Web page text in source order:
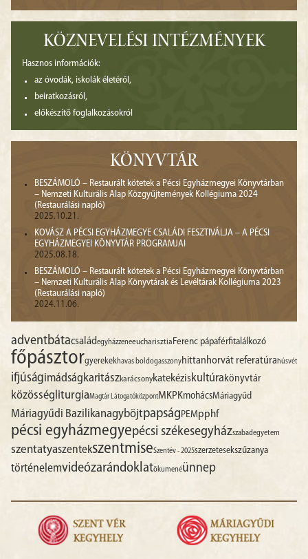
KÖZNEVELÉSI INTÉZMÉNYEK
Hasznos információk:
az óvodák, iskolák életéről,
beiratkozásról,
előkészítő foglalkozásokról
KÖNYVTÁR
BESZÁMOLÓ – Restaurált kötetek a Pécsi Egyházmegyei Könyvtárban
– Nemzeti Kulturális Alap Közgyűjtemények Kollégiuma 2024
(Restaurálási napló)
2025.10.21.
KOVÁSZ A PÉCSI EGYHÁZMEGYE CSALÁDI FESZTIVÁLJA – A PÉCSI
EGYHÁZMEGYEI KÖNYVTÁR PROGRAMJAI
2025.08.18.
BESZÁMOLÓ – Restaurált kötetek a Pécsi Egyházmegyei Könyvtárban
– Nemzeti Kulturális Alap Könyvtárak és Levéltárak Kollégiuma 2023
(Restaurálási napló)
2024.11.06.
adventbátacsaládegyházzeneeucharisztiaFerenc pápaférfitalálkozó
főpásztorgyerekekhavas boldogasszonyhittanhorvát referatúrahúsvét
ifjúságimádságkaritászkarácsonykatekéziskultúrakönyvtár
közösségliturgiaMagtár LátogatóközpontMKPKmohácsMáriagyűd
Máriagyűdi BazilikanagyböjtpapságPEMpphf
pécsi egyházmegyepécsi székesegyházszabadegyetem
szentatyaszentekszentmiseSzentév - 2025szerzetesekszűzanya
történelemvideózarándoklatökumenéünnep